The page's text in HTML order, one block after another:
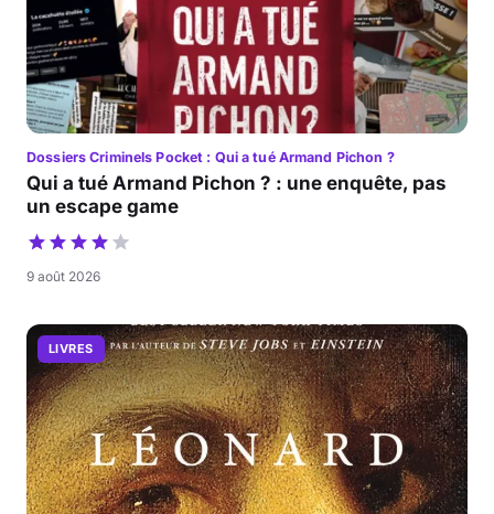
Dossiers Criminels Pocket : Qui a tué Armand Pichon ?
Qui a tué Armand Pichon ? : une enquête, pas
un escape game
9 août 2026
LIVRES